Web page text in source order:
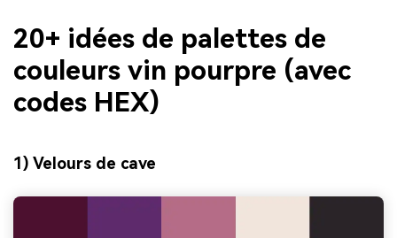
20+ idées de palettes de
couleurs vin pourpre (avec
codes HEX)
1) Velours de cave